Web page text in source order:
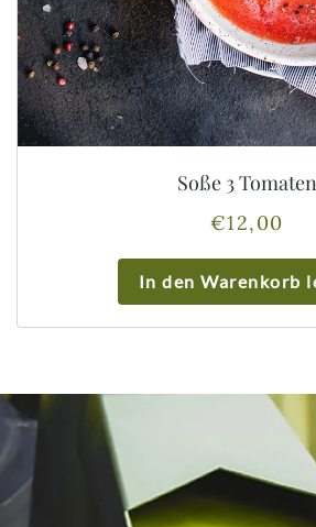
Soße 3 Tomaten
€12,00
In den Warenkorb